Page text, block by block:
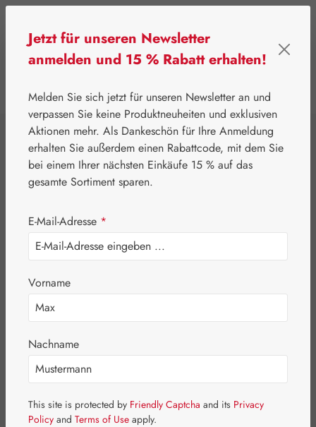
⌂ Leitner Lifecare
Blütenessenzen
Australian Bush Flowers Essences®
Body Beautiful
Oral Spray
Bildergalerie überspringen
Jetzt für unseren Newsletter
anmelden und 15 % Rabatt erhalten!
Melden Sie sich jetzt für unseren Newsletter an und
verpassen Sie keine Produktneuheiten und exklusiven
Aktionen mehr. Als Dankeschön für Ihre Anmeldung
erhalten Sie außerdem einen Rabattcode, mit dem Sie
bei einem Ihrer nächsten Einkäufe 15 % auf das
gesamte Sortiment sparen.
E-Mail-Adresse *
Vorname
Nachname
This site is protected by Friendly Captcha and its Privacy
Policy and Terms of Use apply.